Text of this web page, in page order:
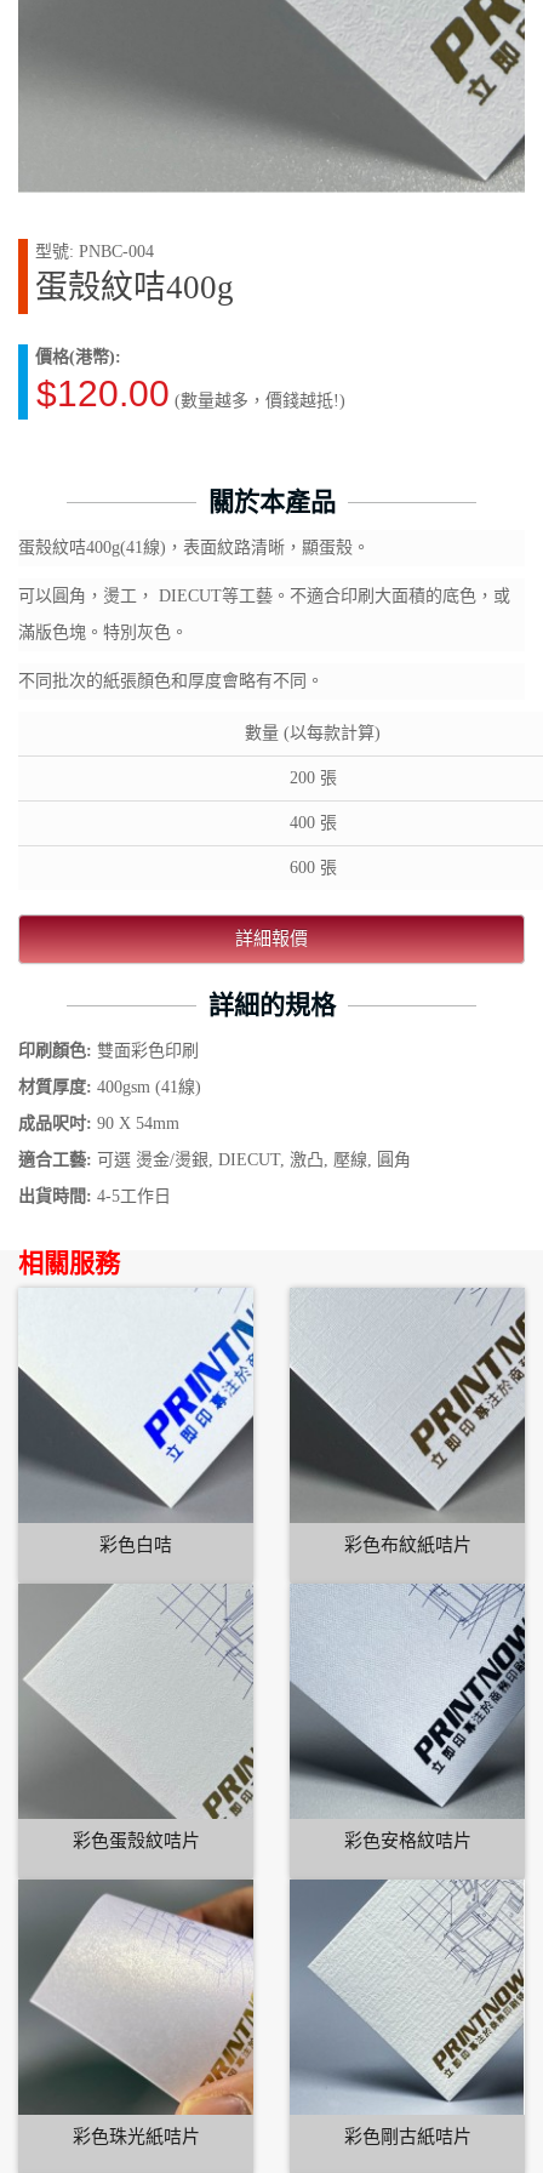
型號: PNBC-004
蛋殼紋咭400g
價格(港幣):
$120.00 (數量越多，價錢越抵!)
關於本產品
蛋殼紋咭400g(41線)，表面紋路清晰，顯蛋殼。
可以圓角，燙工， DIECUT等工藝。不適合印刷大面積的底色，或
滿版色塊。特別灰色。
不同批次的紙張顏色和厚度會略有不同。
數量 (以每款計算)
200 張
400 張
600 張
詳細報價
詳細的規格
印刷顏色: 雙面彩色印刷
材質厚度: 400gsm (41線)
成品呎吋: 90 X 54mm
適合工藝: 可選 燙金/燙銀, DIECUT, 激凸, 壓線, 圓角
出貨時間: 4-5工作日
相關服務
彩色白咭 彩色布紋紙咭片
彩色蛋殼紋咭片 彩色安格紋咭片
彩色珠光紙咭片 彩色剛古紙咭片